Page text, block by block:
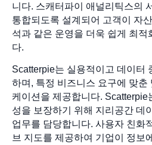
니다. 스캐터파이 애널리틱스의
통합되도록 설계되어 고객이 자
석과 같은 운영을 더욱 쉽게 최적
다.
Scatterpie는 실용적이고 데이터
하며, 특정 비즈니스 요구에 맞춘
케이션을 제공합니다. Scatterpie
성을 보장하기 위해 지리공간 데
업무를 담당합니다. 사용자 친화
브 지도를 제공하여 기업이 정보